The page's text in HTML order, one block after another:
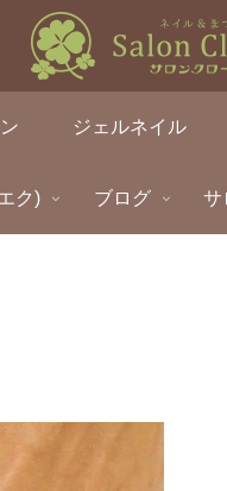
ジェルネイル
ク) ブログ サ